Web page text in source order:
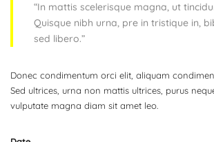
“In mattis scelerisque magna, ut
Quisque nibh urna, pre in tristique in,
sed libero.”
Donec condimentum orci elit, aliquam
Sed ultrices, urna non mattis ultrices, purus
vulputate magna diam sit amet leo.